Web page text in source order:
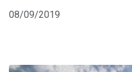
08/09/2019